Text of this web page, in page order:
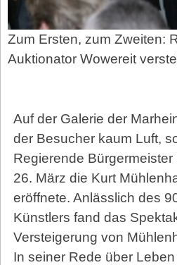
Zum Ersten, zum Zweiten:
Auktionator Wowereit
Auf der Galerie der
der Besucher kaum Luft,
Regierende
26. März die Kurt
eröffnete. Anlässlich des
Künstlers fand das
Versteigerung von
In seiner Rede über